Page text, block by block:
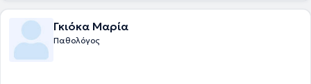
Γκιόκα Μαρία
Παθολόγος